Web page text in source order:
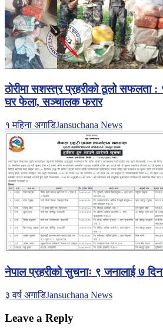
ठोरीमा सशस्त्र प्रहरीको ठूलो सफलता :
घर फेला, सञ्चालक फरार
१ महिना अगाडिJansuchana News
नेपाल प्रहरीको सुचनाः ९ जनालाई ७
३ वर्ष अगाडिJansuchana News
Leave a Reply